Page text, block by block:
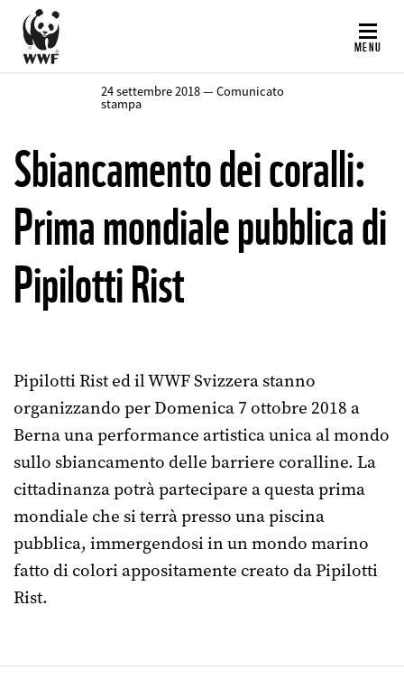
Salta
contenuto
principale
MENU
24 settembre 2018 — Comunicato
stampa
Sbiancamento dei coralli:
Prima mondiale pubblica di
Pipilotti Rist
Pipilotti Rist ed il WWF Svizzera stanno
organizzando per Domenica 7 ottobre 2018 a
Berna una performance artistica unica al mondo
sullo sbiancamento delle barriere coralline. La
cittadinanza potrà partecipare a questa prima
mondiale che si terrà presso una piscina
pubblica, immergendosi in un mondo marino
fatto di colori appositamente creato da Pipilotti
Rist.